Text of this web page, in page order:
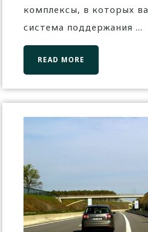
комплексы, в которых
система поддержания ...
READ MORE